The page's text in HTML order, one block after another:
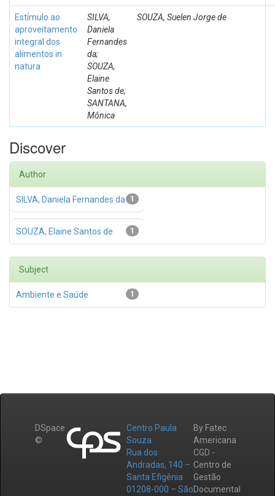
Estímulo ao
aproveitamento
integral dos
alimentos in
natura
SILVA,
Daniela
Fernandes
da;
SOUZA,
Elaine
Santos de;
SANTANA,
Mônica
SOUZA, Suelen Jorge de
Discover
Author
1
SILVA, Daniela Fernandes da
1
SOUZA, Elaine Santos de
Subject
1
Ambiente e Saúde
DSpace
©
Centro Paula
Souza
Rua dos
Andradas, 140 –
Santa Efigênia
01208-000 – São
By Fatec
Americana
CGD -
Centro de
Gestão
Documental